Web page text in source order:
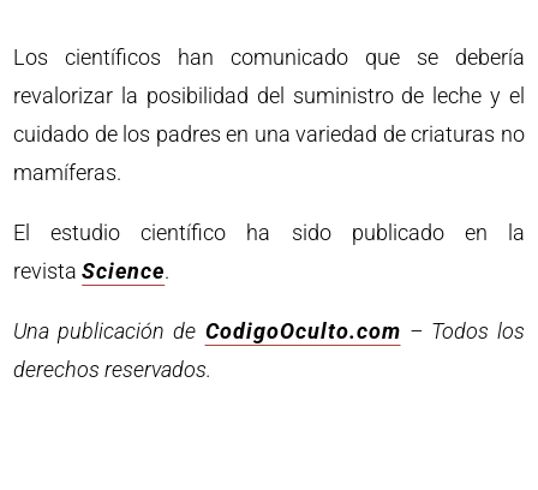
Los científicos han comunicado que se debería
revalorizar la posibilidad del suministro de leche y el
cuidado de los padres en una variedad de criaturas no
mamíferas.
El estudio científico ha sido publicado en la
revistaScience.
Una publicación de CodigoOculto.com – Todos los
derechos reservados.